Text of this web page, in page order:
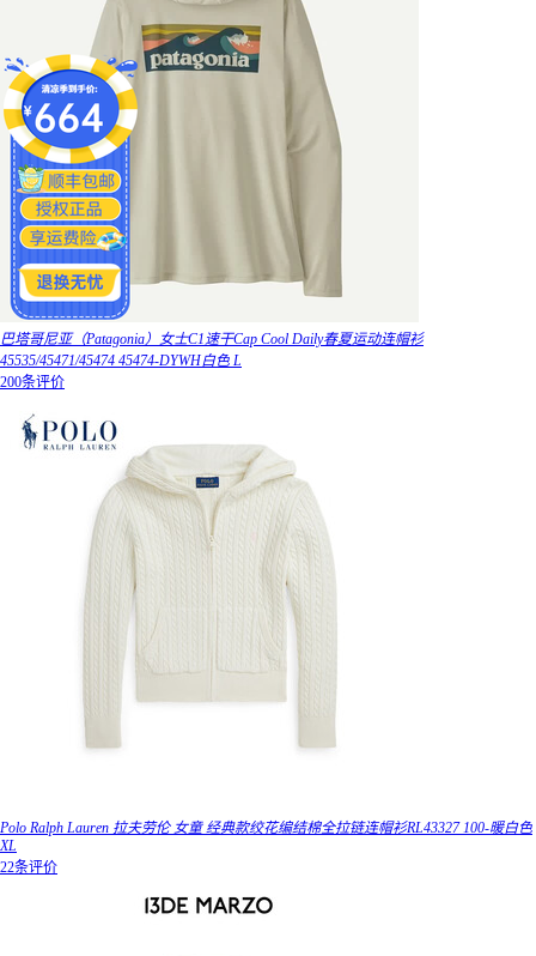
巴塔哥尼亚（Patagonia）女士C1速干Cap Cool Daily春夏运动连帽衫
45535/45471/45474 45474-DYWH白色 L
200条评价
Polo Ralph Lauren 拉夫劳伦 女童 经典款绞花编结棉全拉链连帽衫RL43327 100-暖白色
XL
22条评价